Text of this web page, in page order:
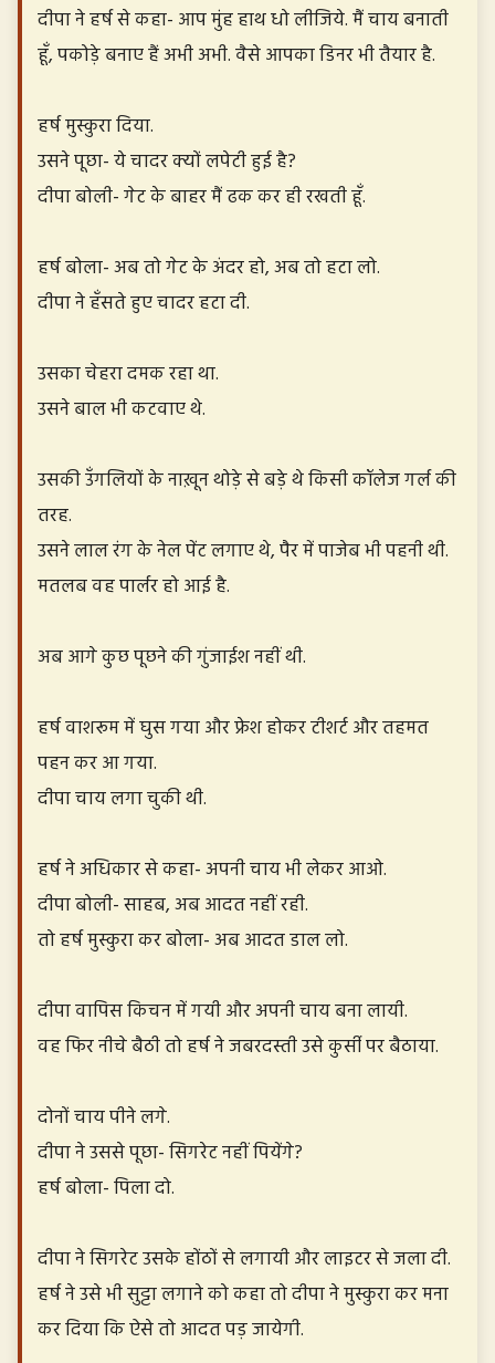
दीपा ने हर्ष से कहा- आप मुंह हाथ धो लीजिये. मैं चाय बनाती
हूँ, पकोड़े बनाए हैं अभी अभी. वैसे आपका डिनर भी तैयार है.
हर्ष मुस्कुरा दिया.
उसने पूछा- ये चादर क्यों लपेटी हुई है?
दीपा बोली- गेट के बाहर मैं ढक कर ही रखती हूँ.
हर्ष बोला- अब तो गेट के अंदर हो, अब तो हटा लो.
दीपा ने हँसते हुए चादर हटा दी.
उसका चेहरा दमक रहा था.
उसने बाल भी कटवाए थे.
उसकी उँगलियों के नाख़ून थोड़े से बड़े थे किसी कॉलेज गर्ल की
तरह.
उसने लाल रंग के नेल पेंट लगाए थे, पैर में पाजेब भी पहनी थी.
मतलब वह पार्लर हो आई है.
अब आगे कुछ पूछने की गुंजाईश नहीं थी.
हर्ष वाशरूम में घुस गया और फ्रेश होकर टीशर्ट और तहमत
पहन कर आ गया.
दीपा चाय लगा चुकी थी.
हर्ष ने अधिकार से कहा- अपनी चाय भी लेकर आओ.
दीपा बोली- साहब, अब आदत नहीं रही.
तो हर्ष मुस्कुरा कर बोला- अब आदत डाल लो.
दीपा वापिस किचन में गयी और अपनी चाय बना लायी.
वह फिर नीचे बैठी तो हर्ष ने जबरदस्ती उसे कुर्सी पर बैठाया.
दोनों चाय पीने लगे.
दीपा ने उससे पूछा- सिगरेट नहीं पियेंगे?
हर्ष बोला- पिला दो.
दीपा ने सिगरेट उसके होंठों से लगायी और लाइटर से जला दी.
हर्ष ने उसे भी सुट्टा लगाने को कहा तो दीपा ने मुस्कुरा कर मना
कर दिया कि ऐसे तो आदत पड़ जायेगी.